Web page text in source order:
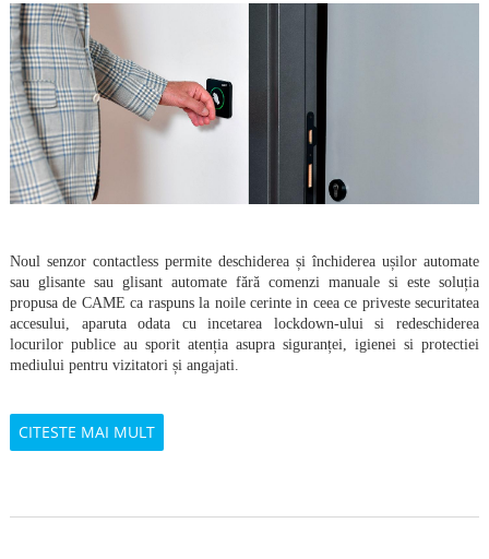
Noul senzor contactless permite deschiderea și închiderea ușilor automate
sau glisante sau glisant automate fără comenzi manuale si este soluția
propusa de CAME ca raspuns la noile cerinte in ceea ce priveste securitatea
accesului, aparuta odata cu incetarea lockdown-ului si redeschiderea
locurilor publice au sporit atenția asupra siguranței, igienei si protectiei
mediului pentru vizitatori și angajati.
CITESTE MAI MULT